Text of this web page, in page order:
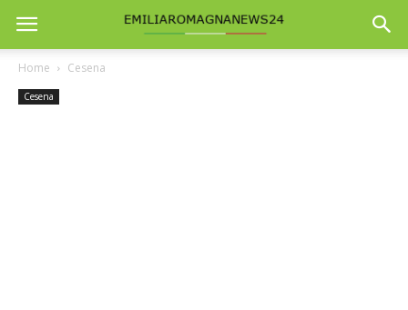
Home Cesena
Cesena